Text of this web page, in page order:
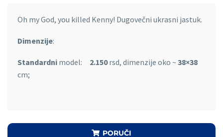
Oh my God, you killed Kenny! Dugovečni ukrasni jastuk.
Dimenzije:
Standardni model: 2.150rsd, dimenzije oko ~ 38×38
cm;
PORUČI